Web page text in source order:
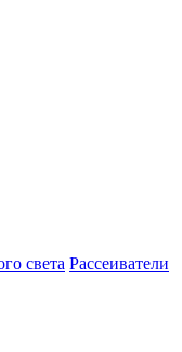
Рассеиватели